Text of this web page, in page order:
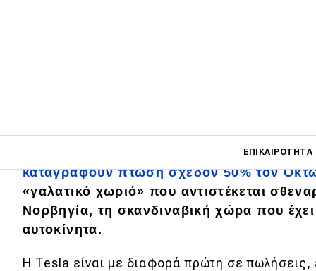
ΕΠΙΚΑΙΡΌΤΗΤΑ
Main navigation
Επικαιρότητα
Νέα μοντέλα
Η Tesla μπορεί να βλέπει τις πωλήσεις
καταγράφουν πτώση σχεδόν 50% τον
«γαλατικό χωριό» που αντιστέκεται
Νορβηγία, τη σκανδιναβική χώρα που
αυτοκίνητα.
Η Tesla είναι με διαφορά πρώτη σε πωλήσεις,